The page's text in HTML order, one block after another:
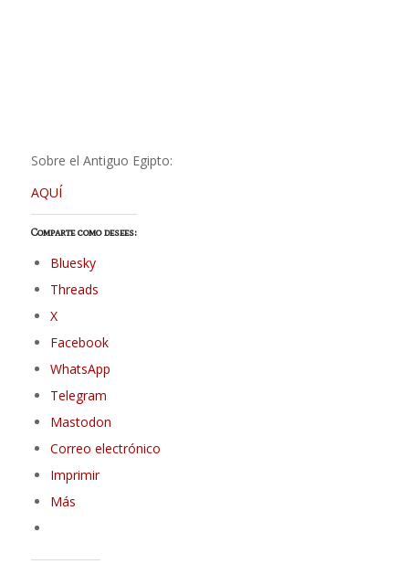
Sobre el Antiguo Egipto:
AQUÍ
Comparte como desees:
Bluesky
Threads
X
Facebook
WhatsApp
Telegram
Mastodon
Correo electrónico
Imprimir
Más